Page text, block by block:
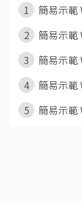
1
簡易示範
2
簡易示
3
簡易示
4
簡易示
5
簡易示範